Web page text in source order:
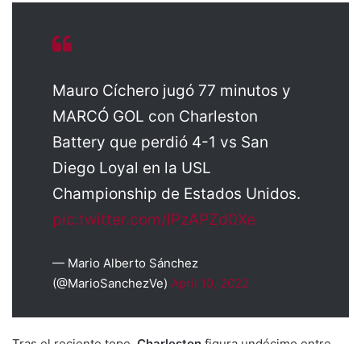
Mauro Cíchero jugó 77 minutos y
MARCÓ GOL con Charleston
Battery que perdió 4-1 vs San
Diego Loyal en la USL
Championship de Estados Unidos.
pic.twitter.com/lPzAPZd0Xe
— Mario Alberto Sánchez
(@MarioSanchezVe) April 10, 2022